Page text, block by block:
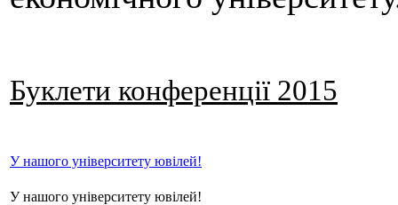
Буклети конференції 2015
У нашого університету ювілей!
У нашого університету ювілей!